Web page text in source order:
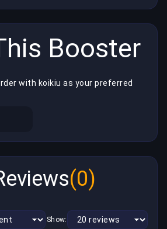
Booster
with koikiu as your preferred
(0)
Show: